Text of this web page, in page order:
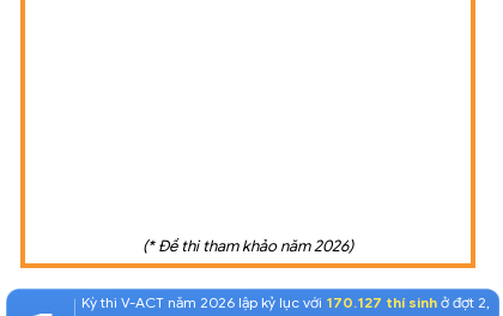
Kỳ thi V-ACT năm 2026 lập kỷ lục với 170.127 thí sinhở đợt 2,
(* Đề thi tham khảo năm 2026)